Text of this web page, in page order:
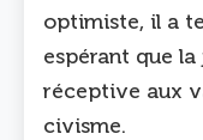
optimiste, il a
espérant que la
réceptive aux
civisme.